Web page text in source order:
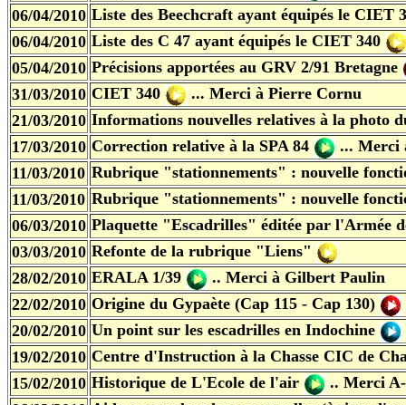
06/04/2010 Liste des Beechcraft ayant équipés le CIET
06/04/2010 Liste des C 47 ayant équipés le CIET 340
05/04/2010 Précisions apportées au GRV 2/91 Bretagne
31/03/2010 CIET 340
... Merci à Pierre Cornu
21/03/2010 Informations nouvelles relatives à la photo
17/03/2010 Correction relative à la SPA 84
... Merci
11/03/2010 Rubrique "stationnements" : nouvelle
11/03/2010 Rubrique "stationnements" : nouvelle
06/03/2010 Plaquette "Escadrilles" éditée par l'Armée
03/03/2010 Refonte de la rubrique "Liens"
28/02/2010 ERALA 1/39 .. Merci à Gilbert Paulin
22/02/2010 Origine du Gypaète (Cap 115 - Cap 130)
20/02/2010 Un point sur les escadrilles en Indochine
19/02/2010 Centre d'Instruction à la Chasse CIC de
15/02/2010 Historique de L'Ecole de l'air .. Merci